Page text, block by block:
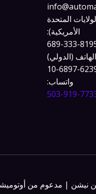
المتحدة
الأمريكية):
الهاتف (الدولي)
واتساب: